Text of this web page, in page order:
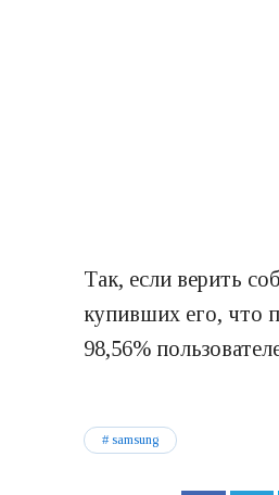
Так, если верить
купивших его, что
98,56%
samsung